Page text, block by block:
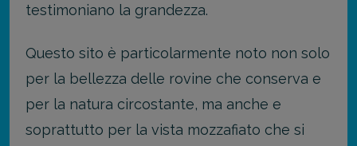
testimoniano la grandezza.
Questo sito è particolarmente noto non solo
per la bellezza delle rovine che conserva e
per la natura circostante, ma anche e
soprattutto per la vista mozzafiato che si